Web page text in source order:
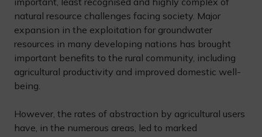
natural resource challenges facing society. Major
expansion in the exploitation for groundwater
resources in many developing nations has brought
important benefits to the rural community, including
agricultural productivity and improved domestic well-
being.
However, the rates of abstraction by agricultural users
have, in the numerous areas, led to marked